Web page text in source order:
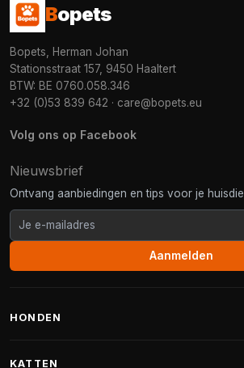
Bopets
Bopets, Herman Johan
Stationsstraat 157, 9450 Haaltert
BTW: BE 0760.058.346
+32 (0)53 839 642 · care@bopets.eu
Volg ons op Facebook
Nieuwsbrief
Ontvang aanbiedingen en tips voor je
Aanmelden
HONDEN
KATTEN